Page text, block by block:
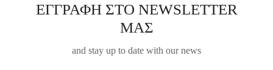
ΕΓΓΡΑΦΗ ΣΤΟ NEWSLETTER
ΜΑΣ
and stay up to date with our news